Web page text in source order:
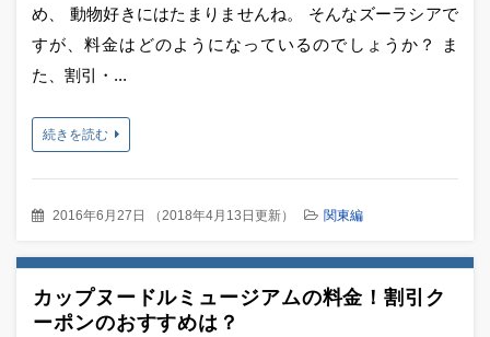
め、 動物好きにはたまりませんね。 そんなズーラシアで
すが、料金はどのようになっているのでしょうか？ ま
た、割引・...
続きを読む
2016年6月27日 （ 2018年4月13日更新） 関東編
カップヌードルミュージアムの料金！割引ク
ーポンのおすすめは？